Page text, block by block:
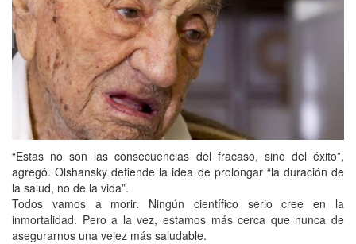
“Estas no son las consecuencias del fracaso, sino del éxito”,
agregó. Olshansky defiende la idea de prolongar “la duración de
la salud, no de la vida”.
Todos vamos a morir. Ningún científico serio cree en la
inmortalidad. Pero a la vez, estamos más cerca que nunca de
asegurarnos una vejez más saludable.